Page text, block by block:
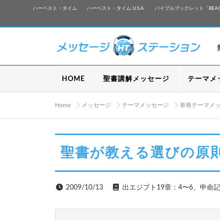
ハーベスト・タイム ハーベスト・タイム U.S.A. バイブルブックレット「
HOME 聖書講解メッセージ テーマメ
Home メッセージ テーマメッセージ 単発テーマメ
聖書が教える選びの原
2009/10/13 出エジプト19章：4〜6、申命